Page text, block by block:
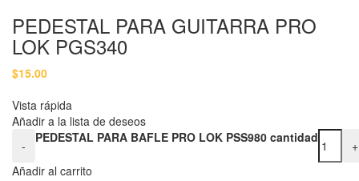
PEDESTAL PARA GUITARRA PRO
LOK PGS340
$15.00
Vista rápida
Añadir a la lista de deseos
-
PEDESTAL PARA BAFLE PRO LOK PSS980 cantidad
+
Añadir al carrito